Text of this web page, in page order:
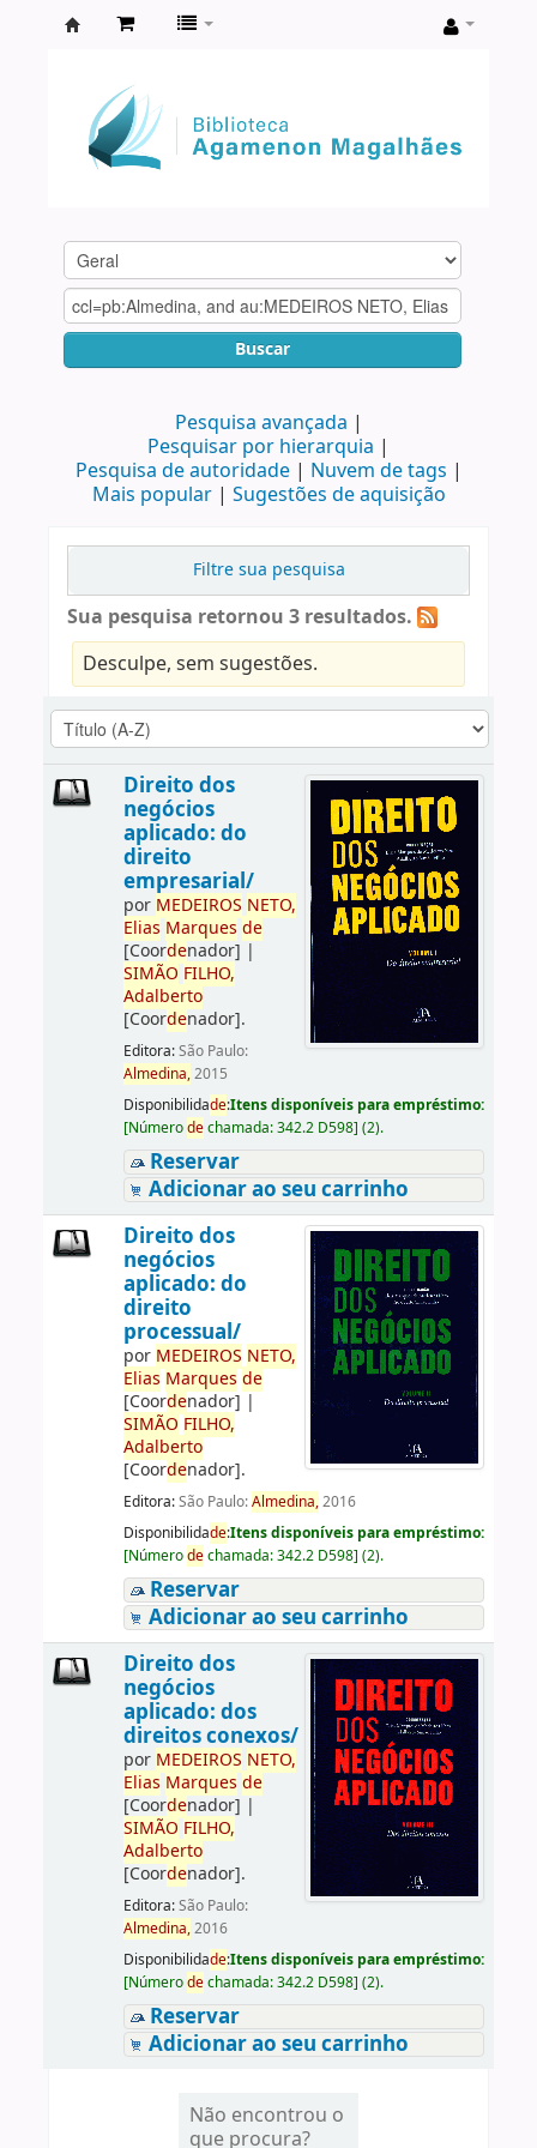
Agamenon
Magalhães
Buscar
Pesquisa avançada
Pesquisar por hierarquia
Pesquisa de autoridade
Nuvem de tags
Mais popular
Sugestões de aquisição
Filtre sua pesquisa
Sua pesquisa retornou 3 resultados.
Desculpe, sem sugestões.
Direito dos
negócios
aplicado: do
direito
empresarial/
por MEDEIROS NETO,
Elias Marques de
[Coordenador] |
SIMÃO FILHO,
Adalberto
[Coordenador].
Editora:São Paulo:
Almedina,2015
Disponibilidade:Itens disponíveis para empréstimo:
[Númerodechamada:342.2 D598] (2).
Reservar
Adicionar ao seu carrinho
Direito dos
negócios
aplicado: do
direito
processual/
por MEDEIROS NETO,
Elias Marques de
[Coordenador] |
SIMÃO FILHO,
Adalberto
[Coordenador].
Editora:São Paulo:Almedina,2016
Disponibilidade:Itens disponíveis para empréstimo:
[Númerodechamada:342.2 D598] (2).
Reservar
Adicionar ao seu carrinho
Direito dos
negócios
aplicado: dos
direitos conexos/
por MEDEIROS NETO,
Elias Marques de
[Coordenador] |
SIMÃO FILHO,
Adalberto
[Coordenador].
Editora:São Paulo:
Almedina,2016
Disponibilidade:Itens disponíveis para empréstimo:
[Númerodechamada:342.2 D598] (2).
Reservar
Adicionar ao seu carrinho
Não encontrou o
que procura?